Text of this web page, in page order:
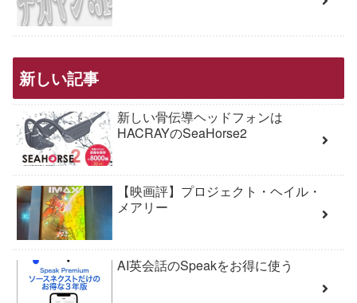
新しい記事
新しい骨伝導ヘッドフォンは
HACRAYのSeaHorse2
【映画評】プロジェクト・ヘイル・
メアリー
AI英会話のSpeakをお得に使う